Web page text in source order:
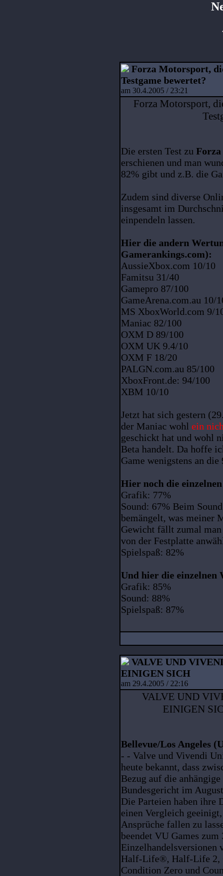
Forza Motorsport,
Testgame bewertet?
am 30.4.2005 / 23:21
Forza Motorsport,
Die ersten Test zu
erschienen und man
82% gibt und z.B. die
Zudem sind diverse
insgesamt im
einpendeln lassen.
Hier die andern
Gamerankings.com):
AussieXbox.com 10/10
Famitsu 31/40
Gamepro 87/100
GameArena.com.au 10/
MS XboxWorld.com 9/
Maniac 82/100
OXM D 89/100
OXM UK 9.4/10
OXM F 18/20
PALGN.com.au 85/100
XboxFront.de: 94/100
XBM 10/10
Jetzt hat sich gestern
der Maniac wohl ein
geschickt hat und wohl
Beta handelt. Da hoffe
Game wenigstens an
Hier noch die
Grafik: 77%
Sound: 67% Beim
bemängelt, was meiner
Gewicht fällt zumal man
von der Festplatte
Spielspaß: 82%
Und hier die einzelnen
Grafik: 85%
Sound: 88%
Spielspaß: 87%
VALVE UND
EINIGEN SICH
am 29.4.2005 / 22:16
VALVE UND
EINIGEN
Bellevue/Los Angeles
- - Valve und Vivendi
heute bekannt, dass
Bezug auf die
Bundesgericht im
Die Parteien haben ihre
einen Vergleich
Ansprüche fallen zu
beendet VU Games
Einzelhandelsversionen
Half-Life®, Half-Life 2,
Condition Zero und